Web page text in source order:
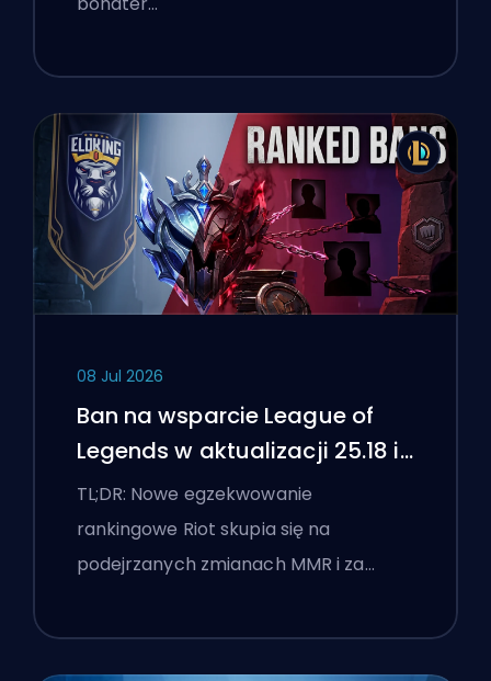
08 Jul 2026
Ban na wsparcie League of
Legends w aktualizacji 25.18 i
flagi boostingu
TL;DR: Nowe egzekwowanie
rankingowe Riot skupia się na
podejrzanych zmianach MMR i za…